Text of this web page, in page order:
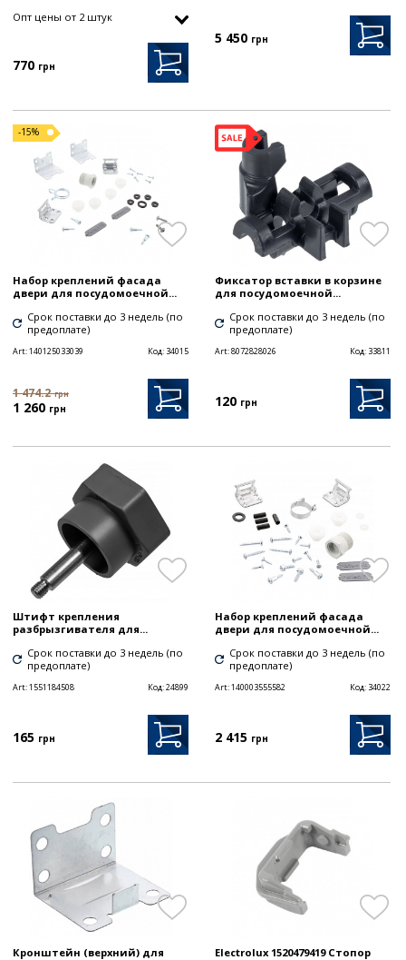
Опт цены от 2 штук
770 грн
5 450 грн
Набор креплений фасада
двери для посудомоечной...
-15%
Срок поставки до 3 недель (по
предоплате)
Art:140125033039 Код: 34015
1 474.2 грн
1 260 грн
Фиксатор вставки в корзине
для посудомоечной...
Срок поставки до 3 недель (по
предоплате)
Art:8072828026 Код: 33811
120 грн
Штифт крепления
разбрызгивателя для...
Срок поставки до 3 недель (по
предоплате)
Art:1551184508 Код:24899
165 грн
Набор креплений фасада
двери для посудомоечной...
Срок поставки до 3 недель (по
предоплате)
Art:140003555582 Код: 34022
2 415 грн
Кронштейн (верхний) для
Electrolux 1520479419 Стопор